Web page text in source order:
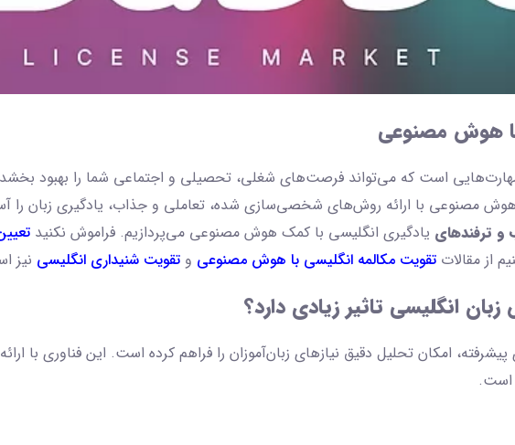
هوش مصنوعی
مهارت‌هایی است که می‌تواند فرصت‌های شغلی، تحصیلی و اجتماعی شما را بهبود
هوش مصنوعی با ارائه روش‌های شخصی‌سازی شده، تعاملی و جذاب، یادگیری زبان را
و ترفندهای یادگیری انگلیسی با کمک هوش مصنوعی می‌پردازیم. فراموش نکنید
از مقالات تقویت مکالمه انگلیسی با هوش مصنوعی و تقویت شنیداری انگلیسی نیز
انگلیسی تاثیر زیادی دارد؟
امکان تحلیل دقیق نیازهای زبان‌آموزان را فراهم کرده است. این فناوری با
است.